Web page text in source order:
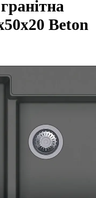
Beton